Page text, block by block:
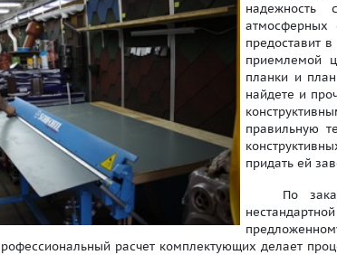
надежность
атмосферных
предоставит
приемлемой
планки и
найдете и
правильную
придать ей
По заказу
расчет комплектующих делает